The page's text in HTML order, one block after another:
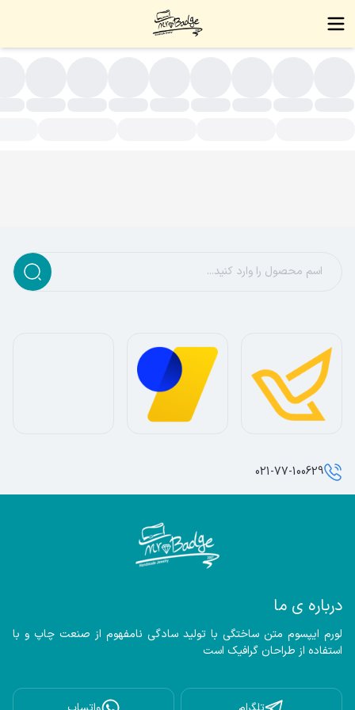
درباره ی ما
استفاده از طراحان گرافیک است
021-77-100629